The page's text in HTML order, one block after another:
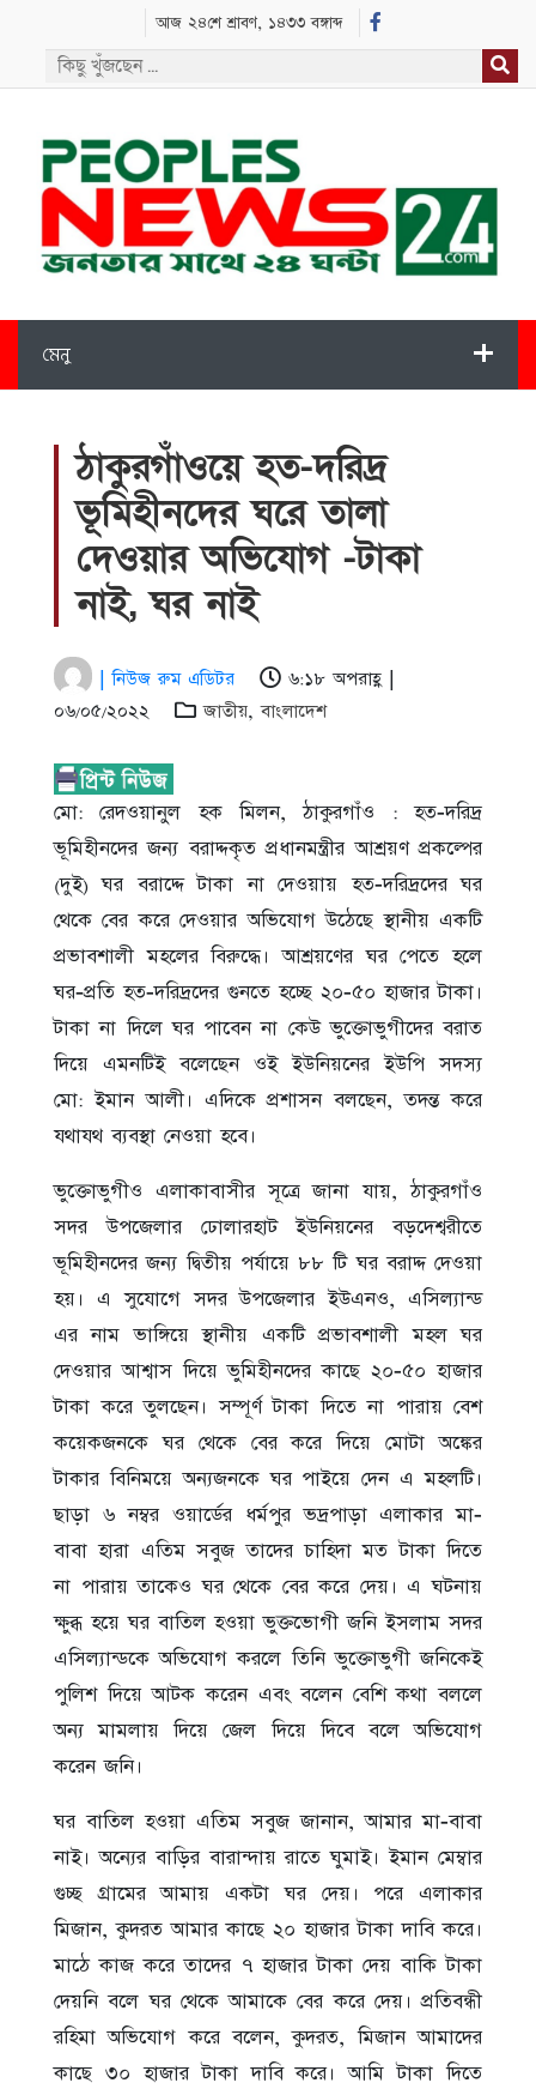
আজ ২৪শে শ্রাবণ, ১৪৩৩ বঙ্গাব্দ
মেনু
ঠাকুরগাঁওয়ে হত-দরিদ্র
ভূমিহীনদের ঘরে তালা
দেওয়ার অভিযোগ -টাকা
নাই, ঘর নাই
| নিউজ রুম এডিটর
৬:১৮ অপরাহ্ণ |
০৬/০৫/২০২২
জাতীয়,বাংলাদেশ
মো: রেদওয়ানুল হক মিলন, ঠাকুরগাঁও : হত-দরিদ্র
ভূমিহীনদের জন্য বরাদ্দকৃত প্রধানমন্ত্রীর আশ্রয়ণ প্রকল্পের
(দুই) ঘর বরাদ্দে টাকা না দেওয়ায় হত-দরিদ্রদের ঘর
থেকে বের করে দেওয়ার অভিযোগ উঠেছে স্থানীয় একটি
প্রভাবশালী মহলের বিরুদ্ধে। আশ্রয়ণের ঘর পেতে হলে
ঘর-প্রতি হত-দরিদ্রদের গুনতে হচ্ছে ২০-৫০ হাজার টাকা।
টাকা না দিলে ঘর পাবেন না কেউ ভুক্তোভুগীদের বরাত
দিয়ে এমনটিই বলেছেন ওই ইউনিয়নের ইউপি সদস্য
মো: ইমান আলী। এদিকে প্রশাসন বলছেন, তদন্ত করে
যথাযথ ব্যবস্থা নেওয়া হবে।
ভুক্তোভুগীও এলাকাবাসীর সূত্রে জানা যায়, ঠাকুরগাঁও
সদর উপজেলার ঢোলারহাট ইউনিয়নের বড়দেশ্বরীতে
ভূমিহীনদের জন্য দ্বিতীয় পর্যায়ে ৮৮ টি ঘর বরাদ্দ দেওয়া
হয়। এ সুযোগে সদর উপজেলার ইউএনও, এসিল্যান্ড
এর নাম ভাঙ্গিয়ে স্থানীয় একটি প্রভাবশালী মহল ঘর
দেওয়ার আশ্বাস দিয়ে ভুমিহীনদের কাছে ২০-৫০ হাজার
টাকা করে তুলছেন। সম্পূর্ণ টাকা দিতে না পারায় বেশ
কয়েকজনকে ঘর থেকে বের করে দিয়ে মোটা অঙ্কের
টাকার বিনিময়ে অন্যজনকে ঘর পাইয়ে দেন এ মহলটি।
ছাড়া ৬ নম্বর ওয়ার্ডের ধর্মপুর ভদ্রপাড়া এলাকার মা-
বাবা হারা এতিম সবুজ তাদের চাহিদা মত টাকা দিতে
না পারায় তাকেও ঘর থেকে বের করে দেয়। এ ঘটনায়
ক্ষুব্ধ হয়ে ঘর বাতিল হওয়া ভুক্তভোগী জনি ইসলাম সদর
এসিল্যান্ডকে অভিযোগ করলে তিনি ভুক্তোভুগী জনিকেই
পুলিশ দিয়ে আটক করেন এবং বলেন বেশি কথা বললে
অন্য মামলায় দিয়ে জেল দিয়ে দিবে বলে অভিযোগ
করেন জনি।
ঘর বাতিল হওয়া এতিম সবুজ জানান, আমার মা-বাবা
নাই। অন্যের বাড়ির বারান্দায় রাতে ঘুমাই। ইমান মেম্বার
গুচ্ছ গ্রামের আমায় একটা ঘর দেয়। পরে এলাকার
মিজান, কুদরত আমার কাছে ২০ হাজার টাকা দাবি করে।
মাঠে কাজ করে তাদের ৭ হাজার টাকা দেয় বাকি টাকা
দেয়নি বলে ঘর থেকে আমাকে বের করে দেয়। প্রতিবন্ধী
রহিমা অভিযোগ করে বলেন, কুদরত, মিজান আমাদের
কাছে ৩০ হাজার টাকা দাবি করে। আমি টাকা দিতে